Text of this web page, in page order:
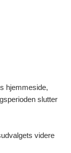
hjemmeside,
slutter
videre